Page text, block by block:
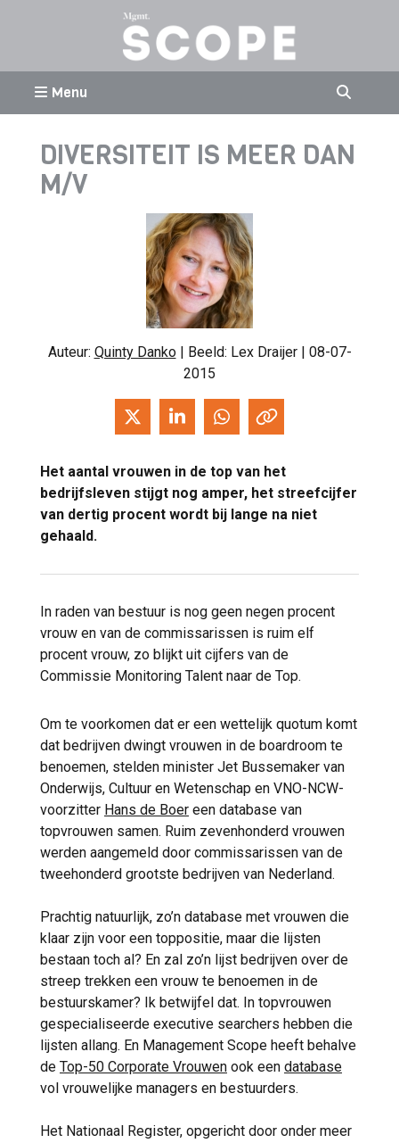
Menu
DIVERSITEIT IS MEER DAN
M/V
Auteur: Quinty Danko | Beeld: Lex Draijer | 08-07-
2015
Het aantal vrouwen in de top van het
bedrijfsleven stijgt nog amper, het streefcijfer
van dertig procent wordt bij lange na niet
gehaald.
In raden van bestuur is nog geen negen procent
vrouw en van de commissarissen is ruim elf
procent vrouw, zo blijkt uit cijfers van de
Commissie Monitoring Talent naar de Top.
Om te voorkomen dat er een wettelijk quotum komt
dat bedrijven dwingt vrouwen in de boardroom te
benoemen, stelden minister Jet Bussemaker van
Onderwijs, Cultuur en Wetenschap en VNO-NCW-
voorzitter Hans de Boer een database van
topvrouwen samen. Ruim zevenhonderd vrouwen
werden aangemeld door commissarissen van de
tweehonderd grootste bedrijven van Nederland.
Prachtig natuurlijk, zo’n database met vrouwen die
klaar zijn voor een toppositie, maar die lijsten
bestaan toch al? En zal zo’n lijst bedrijven over de
streep trekken een vrouw te benoemen in de
bestuurskamer? Ik betwijfel dat. In topvrouwen
gespecialiseerde executive searchers hebben die
lijsten allang. En Management Scope heeft behalve
de Top-50 Corporate Vrouwen ook een database
vol vrouwelijke managers en bestuurders.
Het Nationaal Register, opgericht door onder meer